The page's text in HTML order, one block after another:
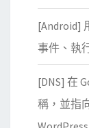
[Android]
事件、執
[DNS] 在
稱，並指